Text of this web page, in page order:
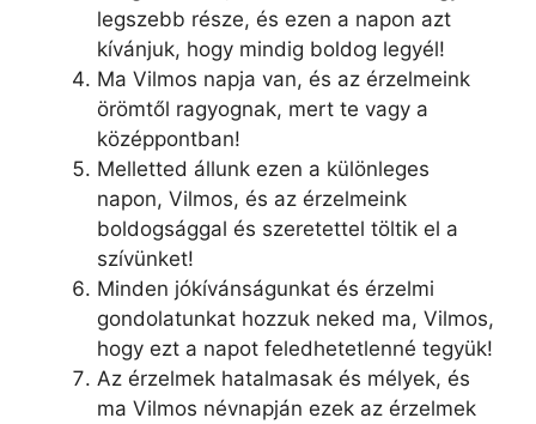
legszebb része, és ezen a napon azt
kívánjuk, hogy mindig boldog legyél!
Ma Vilmos napja van, és az érzelmeink
örömtől ragyognak, mert te vagy a
középpontban!
Melletted állunk ezen a különleges
napon, Vilmos, és az érzelmeink
boldogsággal és szeretettel töltik el a
szívünket!
Minden jókívánságunkat és érzelmi
gondolatunkat hozzuk neked ma, Vilmos,
hogy ezt a napot feledhetetlenné tegyük!
Az érzelmek hatalmasak és mélyek, és
ma Vilmos névnapján ezek az érzelmek